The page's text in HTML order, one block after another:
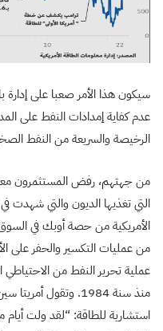
سيكون هذا الأمر صعبا على إدارة
عدم كفاية إمدادات النفط على
الرخيصة والسريعة من النفط
من جهتهم، رفض المستثمرون
التي تغذيها الديون والتي شهدت
الأمريكية من حصة أوبك في
من عمليات التكسير والحفر على
عملية تحرير النفط من
منذ سنة 1984.
استشارية للطاقة: “لقد ولت أيام